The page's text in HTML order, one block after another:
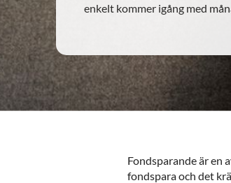
enkelt kommer igång med
Fondsparande är en
fondspara och det